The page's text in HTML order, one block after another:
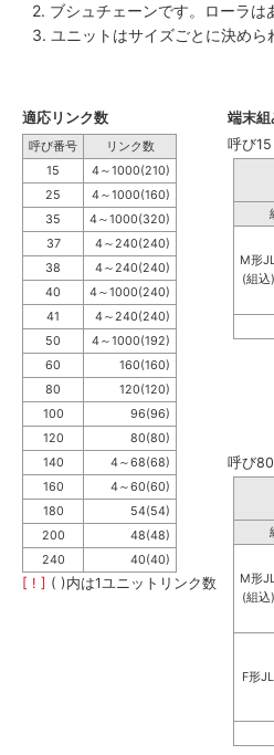
2. ブシュチェーンです。ローラは
3. ユニットはサイズごとに決めら
適応リンク数 端末組
呼び番号
リンク数
15
4～1000(210)
25
4～1000(160)
35
4～1000(320)
37
4～240(240)
38
4～240(240)
40
4～1000(240)
41
4～240(240)
50
4～1000(192)
60
160(160)
80
120(120)
100
96(96)
120
80(80)
140
4～68(68)
160
4～60(60)
180
54(54)
200
48(48)
240
40(40)
[ ! ] ( )内は1ユニットリンク数
呼び
M形
(組込)
呼び
M形
(組込)
F形JL